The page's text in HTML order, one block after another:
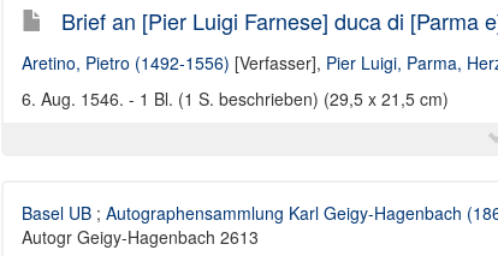
Brief an [Pier Luigi Farnese] duca di [Parma
Aretino, Pietro (1492-1556) [Verfasser], Pier Luigi, Parma,
6. Aug. 1546. - 1 Bl. (1 S. beschrieben) (29,5 x 21,5 cm)
Basel UB; Autographensammlung Karl Geigy-Hagenbach
Autogr Geigy-Hagenbach 2613